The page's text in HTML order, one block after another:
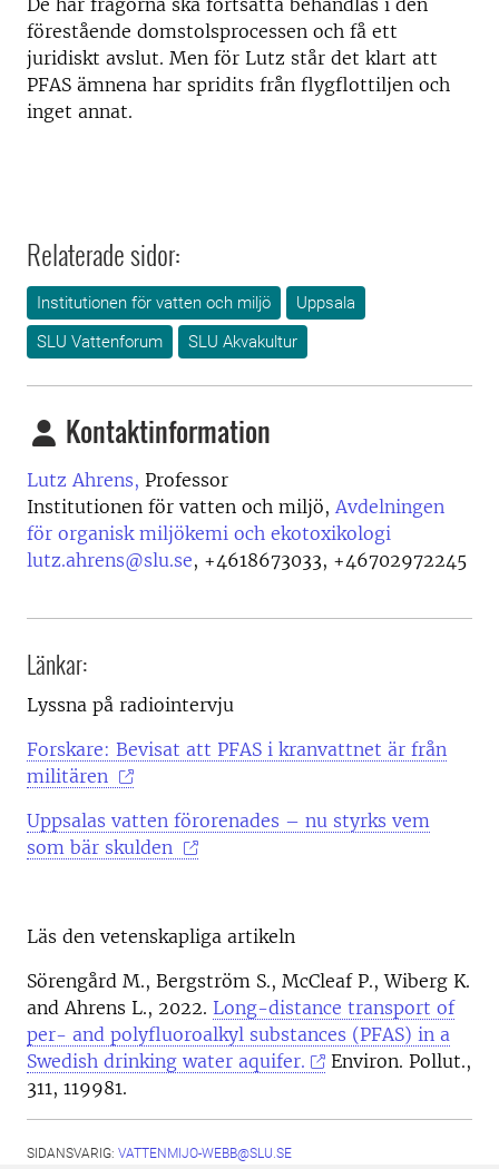
De här frågorna ska fortsätta behandlas i den
förestående domstolsprocessen och få ett
juridiskt avslut. Men för Lutz står det klart att
PFAS ämnena har spridits från flygflottiljen och
inget annat.
Relaterade sidor:
Institutionen för vatten och miljö
Uppsala
SLU Vattenforum
SLU Akvakultur
Kontaktinformation
Lutz Ahrens, Professor
Institutionen för vatten och miljö, Avdelningen
för organisk miljökemi och ekotoxikologi
lutz.ahrens@slu.se, +4618673033, +46702972245
Länkar:
Lyssna på radiointervju
Forskare: Bevisat att PFAS i kranvattnet är från
militären
Uppsalas vatten förorenades – nu styrks vem
som bär skulden
Läs den vetenskapliga artikeln
Sörengård M., Bergström S., McCleaf P., Wiberg K.
and Ahrens L., 2022. Long-distance transport of
per- and polyfluoroalkyl substances (PFAS) in a
Swedish drinking water aquifer.
Environ. Pollut.,
311, 119981.
SIDANSVARIG: VATTENMIJO-WEBB@SLU.SE